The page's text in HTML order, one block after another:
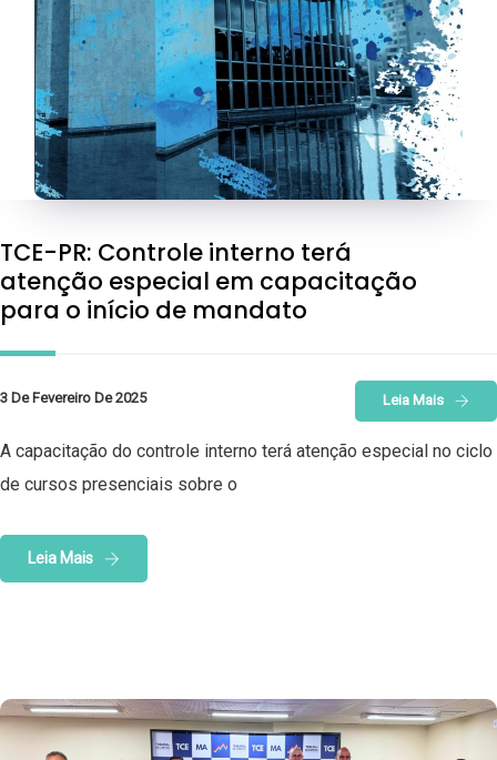
TCE-PR: Controle interno terá
atenção especial em capacitação
para o início de mandato
3 De Fevereiro De 2025 Leia Mais
A capacitação do controle interno terá atenção especial no ciclo
de cursos presenciais sobre o
Leia Mais